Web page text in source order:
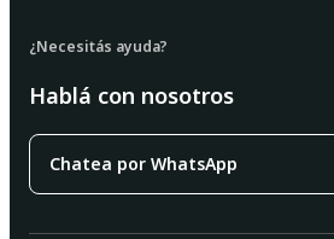
¿Necesitás ayuda?
Hablá con nosotros
Chatea por WhatsApp